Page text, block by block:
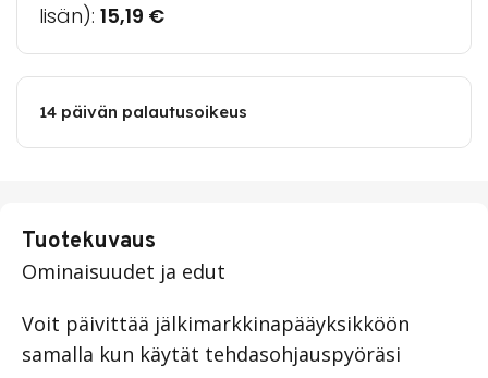
lisän): 15,19 €
14 päivän palautusoikeus
Tuotekuvaus
Ominaisuudet ja edut
Voit päivittää jälkimarkkinapääyksikköön
samalla kun käytät tehdasohjauspyöräsi